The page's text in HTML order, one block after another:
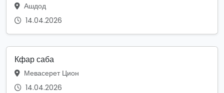
Ашдод
14.04.2026
Кфар саба
Мевасерет Цион
14.04.2026